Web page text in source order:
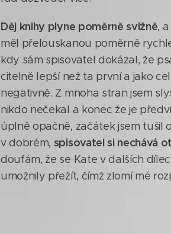
Děj knihy plyne poměrně svižně,
měl přelouskanou poměrně
kdy sám spisovatel dokázal, že
citelně lepší než ta první a jako
negativně. Z mnoha stran jsem
nikdo nečekal a konec že je
úplně opačně, začátek jsem tušil
v dobrém, spisovatel si nechává
doufám, že se Kate v dalších
umožnily přežít, čímž zlomí mé